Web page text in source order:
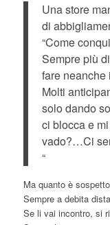
Una store
di
“Come
Sempre più
fare neanche
Molti
solo dando
ci blocca e
vado?…Ci
“
Ma quanto è
Sempre a debita
Se li vai incontro, si